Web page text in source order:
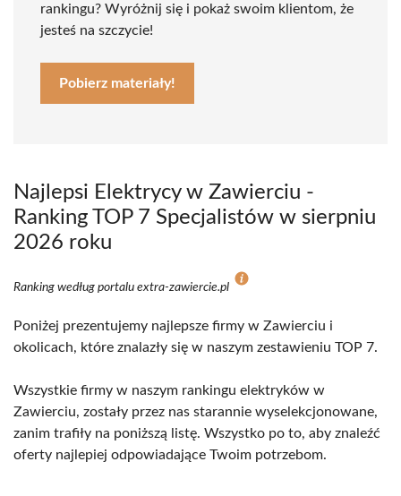
rankingu? Wyróżnij się i pokaż swoim klientom, że
jesteś na szczycie!
Pobierz materiały!
Najlepsi Elektrycy w Zawierciu -
Ranking TOP 7 Specjalistów w sierpniu
2026 roku
Ranking według portalu extra-zawiercie.pl
Poniżej prezentujemy najlepsze firmy w Zawierciu i
okolicach, które znalazły się w naszym zestawieniu TOP 7.
Wszystkie firmy w naszym rankingu elektryków w
Zawierciu, zostały przez nas starannie wyselekcjonowane,
zanim trafiły na poniższą listę. Wszystko po to, aby znaleźć
oferty najlepiej odpowiadające Twoim potrzebom.